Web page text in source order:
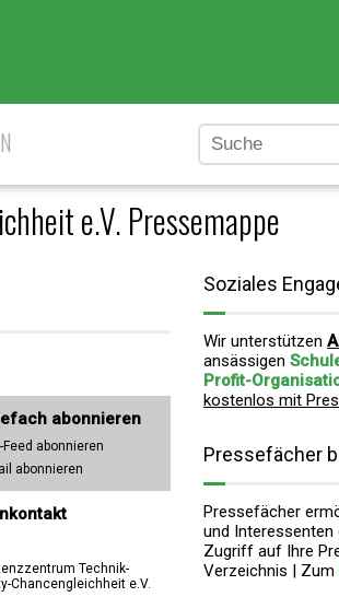
e.V. Pressemappe
abonnieren
Feed abonnieren
abonnieren
Technik-
Chancengleichheit e.V.
Soziales
Wir unterstützen
ansässigen
Profit-
kostenlos mit
Pressefächer
Pressefächer
und Interessenten
Zugriff auf Ihre
Verzeichnis | Zum